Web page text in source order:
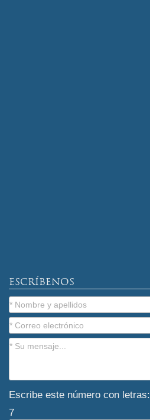
ESCRÍBENOS
Escribe este número con letras:
7